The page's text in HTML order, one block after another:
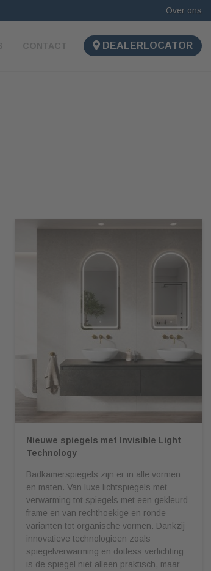
Over ons
CONTACT DEALERLOCATOR
Nieuwe spiegels met Invisible Light
Technology
Badkamerspiegels zijn er in alle vormen
en maten. Van luxe lichtspiegels met
verwarming tot spiegels met een gekleurd
frame en van rechthoekige en ronde
varianten tot organische vormen. Dankzij
innovatieve technologieën zoals
spiegelverwarming en dotless verlichting
is de spiegel niet alleen praktisch, maar